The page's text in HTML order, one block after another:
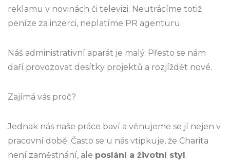
reklamu v novinách či televizi. Neutrácíme totiž
peníze za inzerci, neplatíme PR agenturu.
Náš administrativní aparát je malý. Přesto se nám
daří provozovat desítky projektů a rozjíždět nové.
Zajímá vás proč?
Jednak nás naše práce baví a věnujeme se jí nejen v
pracovní době. Často se u nás vtipkuje, že Charita
není zaměstnání, ale poslání a životní styl.